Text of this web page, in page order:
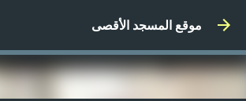
التخطي إلى المحتوى الرئيسيموقع المسجد الأقصى